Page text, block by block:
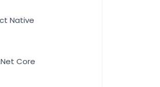
Native
Core